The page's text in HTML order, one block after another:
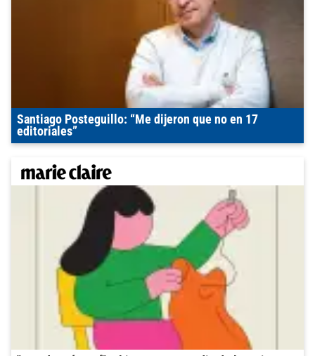
Santiago Posteguillo: “Me dijeron que no en 17
editoriales”